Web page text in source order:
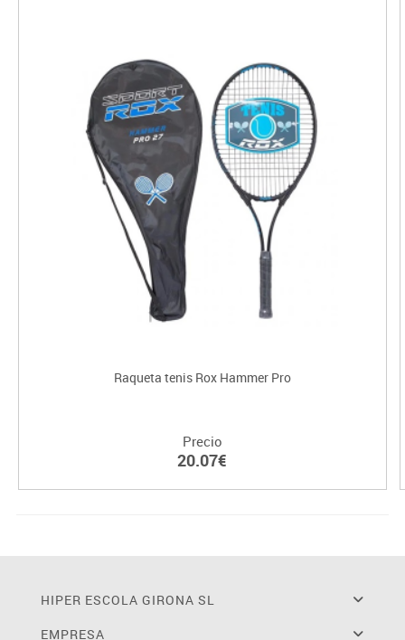
Raqueta tenis Rox Hammer Pro
Precio
20.07€
HIPER ESCOLA GIRONA SL
EMPRESA